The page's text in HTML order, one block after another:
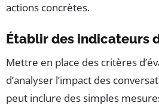
actions concrètes.
Établir des indicateurs
Mettre en place des critères
d’analyser l’impact des
peut inclure des simples